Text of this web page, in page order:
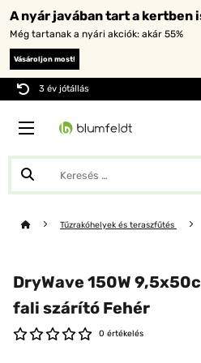
A nyár javában tart a kertben
Még tartanak a nyári akciók: akár 55%
Vásároljon most!
3 év jótállás
Tűzrakóhelyek és teraszfűtés
DryWave 150W
fali szárító Fehér
0 értékelés